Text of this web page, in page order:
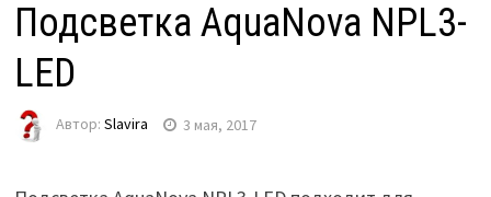
Подсветка AquaNova NPL3-
LED
Автор: Slavira 3 мая, 2017